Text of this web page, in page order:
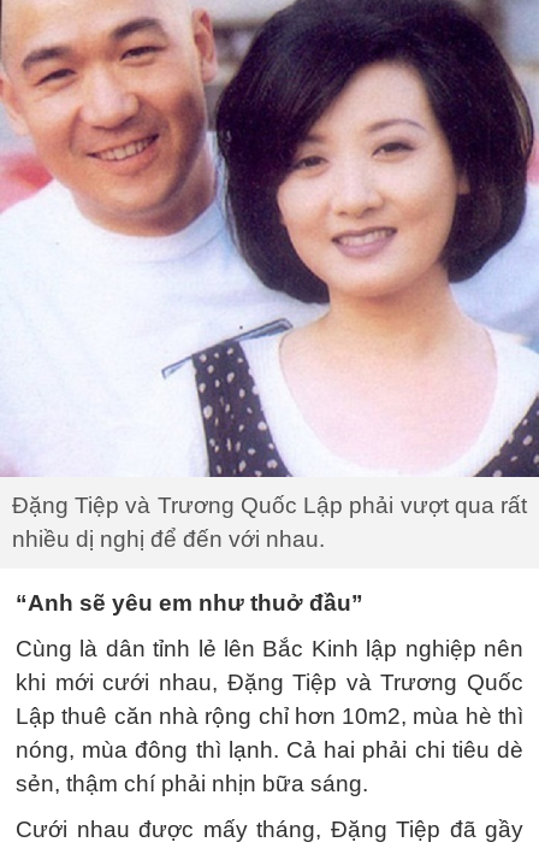
Đặng Tiệp và Trương Quốc Lập phải vượt qua rất
nhiều dị nghị để đến với nhau.
“Anh sẽ yêu em như thuở đầu”
Cùng là dân tỉnh lẻ lên Bắc Kinh lập nghiệp nên
khi mới cưới nhau, Đặng Tiệp và Trương Quốc
Lập thuê căn nhà rộng chỉ hơn 10m2, mùa hè thì
nóng, mùa đông thì lạnh. Cả hai phải chi tiêu dè
sẻn, thậm chí phải nhịn bữa sáng.
Cưới nhau được mấy tháng, Đặng Tiệp đã gầy